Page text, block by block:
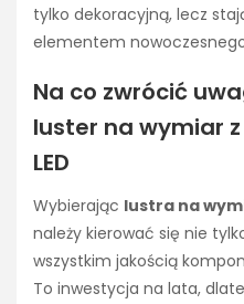
tylko dekoracyjną, lecz
elementem
Na co zwrócić
luster na wymiar
LED
Wybierając lustra na
należy kierować się nie
wszystkim jakością
To inwestycja na lata,